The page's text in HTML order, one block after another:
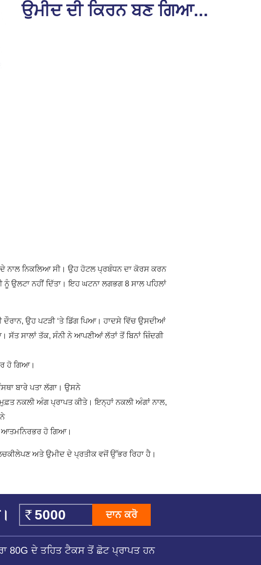
ਉਮੀਦ ਦੀ ਕਿਰਨ ਬਣ ਗਿਆ...
ਨਾਲ ਨਿਕਲਿਆ ਸੀ। ਉਹ ਹੋਟਲ ਪ੍ਰਬੰਧਨ ਦਾ ਕੋਰਸ ਕਰਨ
ਨਹੀਂ ਦਿੱਤਾ। ਇਹ ਘਟਨਾ ਲਗਭਗ 8 ਸਾਲ ਪਹਿਲਾਂ
ਉਹ ਪਟੜੀ ‘ਤੇ ਡਿੱਗ ਪਿਆ। ਹਾਦਸੇ ਵਿੱਚ ਉਸਦੀਆਂ
ਸਾਲਾਂ ਤੱਕ, ਸੰਨੀ ਨੇ ਆਪਣੀਆਂ ਲੱਤਾਂ ਤੋਂ ਬਿਨਾਂ ਜ਼ਿੰਦਗੀ
ਹੋ ਗਿਆ।
ਬਾਰੇ ਪਤਾ ਲੱਗਾ। ਉਸਨੇ
ਨਕਲੀ ਅੰਗ ਪ੍ਰਾਪਤ ਕੀਤੇ। ਇਨ੍ਹਾਂ ਨਕਲੀ ਅੰਗਾਂ ਨਾਲ,
ਆਤਮਨਿਰਭਰ ਹੋ ਗਿਆ।
ਅਤੇ ਉਮੀਦ ਦੇ ਪ੍ਰਤੀਕ ਵਜੋਂ ਉੱਭਰ ਰਿਹਾ ਹੈ।
ਦਾਨ ਕਰੋ
80G ਦੇ ਤਹਿਤ ਟੈਕਸ ਤੋਂ ਛੋਟ ਪ੍ਰਾਪਤ ਹਨ